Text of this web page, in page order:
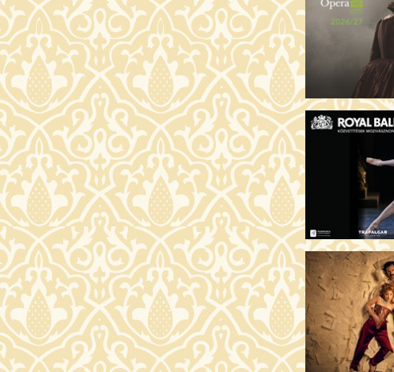
15:30 Fábri
MOMO (12)
17:00 Csortos
HELLÓ,
17:00 Törőcsik
SZERELMEM,
17:00
17:30 Fábri
A
19:00 Csortos
ARGENTIN
19:30 Törőcsik
MIKET NEM
20:00 Fábri
KESERŰ
20:30
A GYŰLÖLET